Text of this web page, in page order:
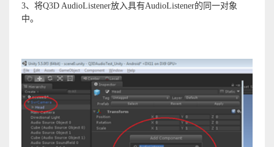
3、将Q3D AudioListener放入具有AudioListener的同一对象
中。